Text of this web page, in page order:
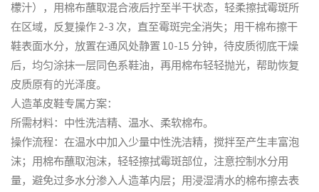
檬汁），用棉布蘸取混合液后拧至半干状态，轻柔擦拭霉斑所
在区域，反复操作 2-3 次，直至霉斑完全消失；用干棉布擦干
鞋表面水分，放置在通风处静置 10-15 分钟，待皮质彻底干燥
后，均匀涂抹一层同色系鞋油，再用棉布轻轻抛光，帮助恢复
皮质原有的光泽度。
人造革皮鞋专属方案：
所需材料：中性洗洁精、温水、柔软棉布。
操作流程：在温水中加入少量中性洗洁精，搅拌至产生丰富泡
沫；用棉布蘸取泡沫，轻轻擦拭霉斑部位，注意控制水分用
量，避免过多水分渗入人造革内层；用浸湿清水的棉布擦去表